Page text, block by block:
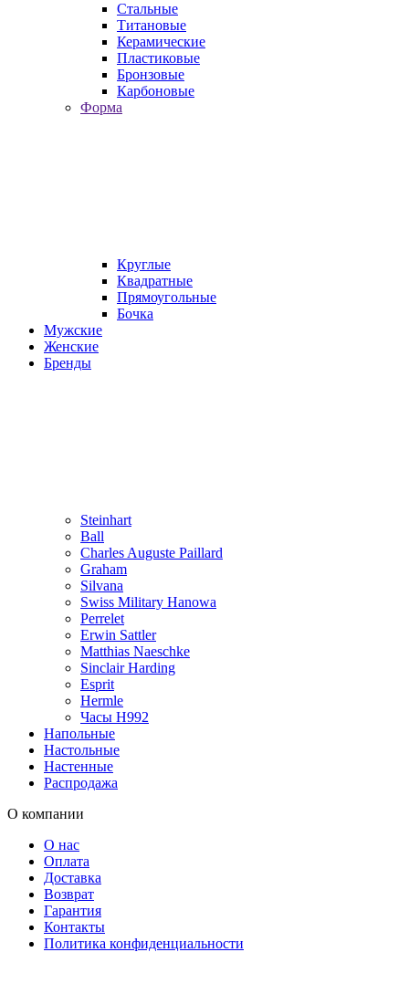
Стальные
Титановые
Керамические
Пластиковые
Бронзовые
Карбоновые
Форма
Круглые
Квадратные
Прямоугольные
Бочка
Мужские
Женские
Бренды
Steinhart
Ball
Charles Auguste Paillard
Graham
Silvana
Swiss Military Hanowa
Perrelet
Erwin Sattler
Matthias Naeschke
Sinclair Harding
Esprit
Hermle
Часы H992
Напольные
Настольные
Настенные
Распродажа
О компании
О нас
Оплата
Доставка
Возврат
Гарантия
Контакты
Политика конфиденциальности